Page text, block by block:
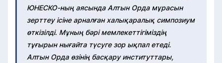
ЮНЕСКО-ның аясында Алтын Орда мұрасын
зерттеу ісіне арналған халықаралық симпозиум
өткізілді. Мұның бәрі мемлекеттігіміздің
тұғырын нығайта түсуге зор ықпал етеді.
Алтын Орда өзінің басқару институттары,